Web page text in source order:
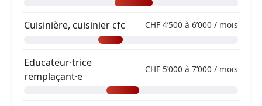
Cuisinière, cuisinier cfc CHF 4’500 à 6’000 / mois
Educateur·trice
remplaçant·e
CHF 5’000 à 7’000 / mois